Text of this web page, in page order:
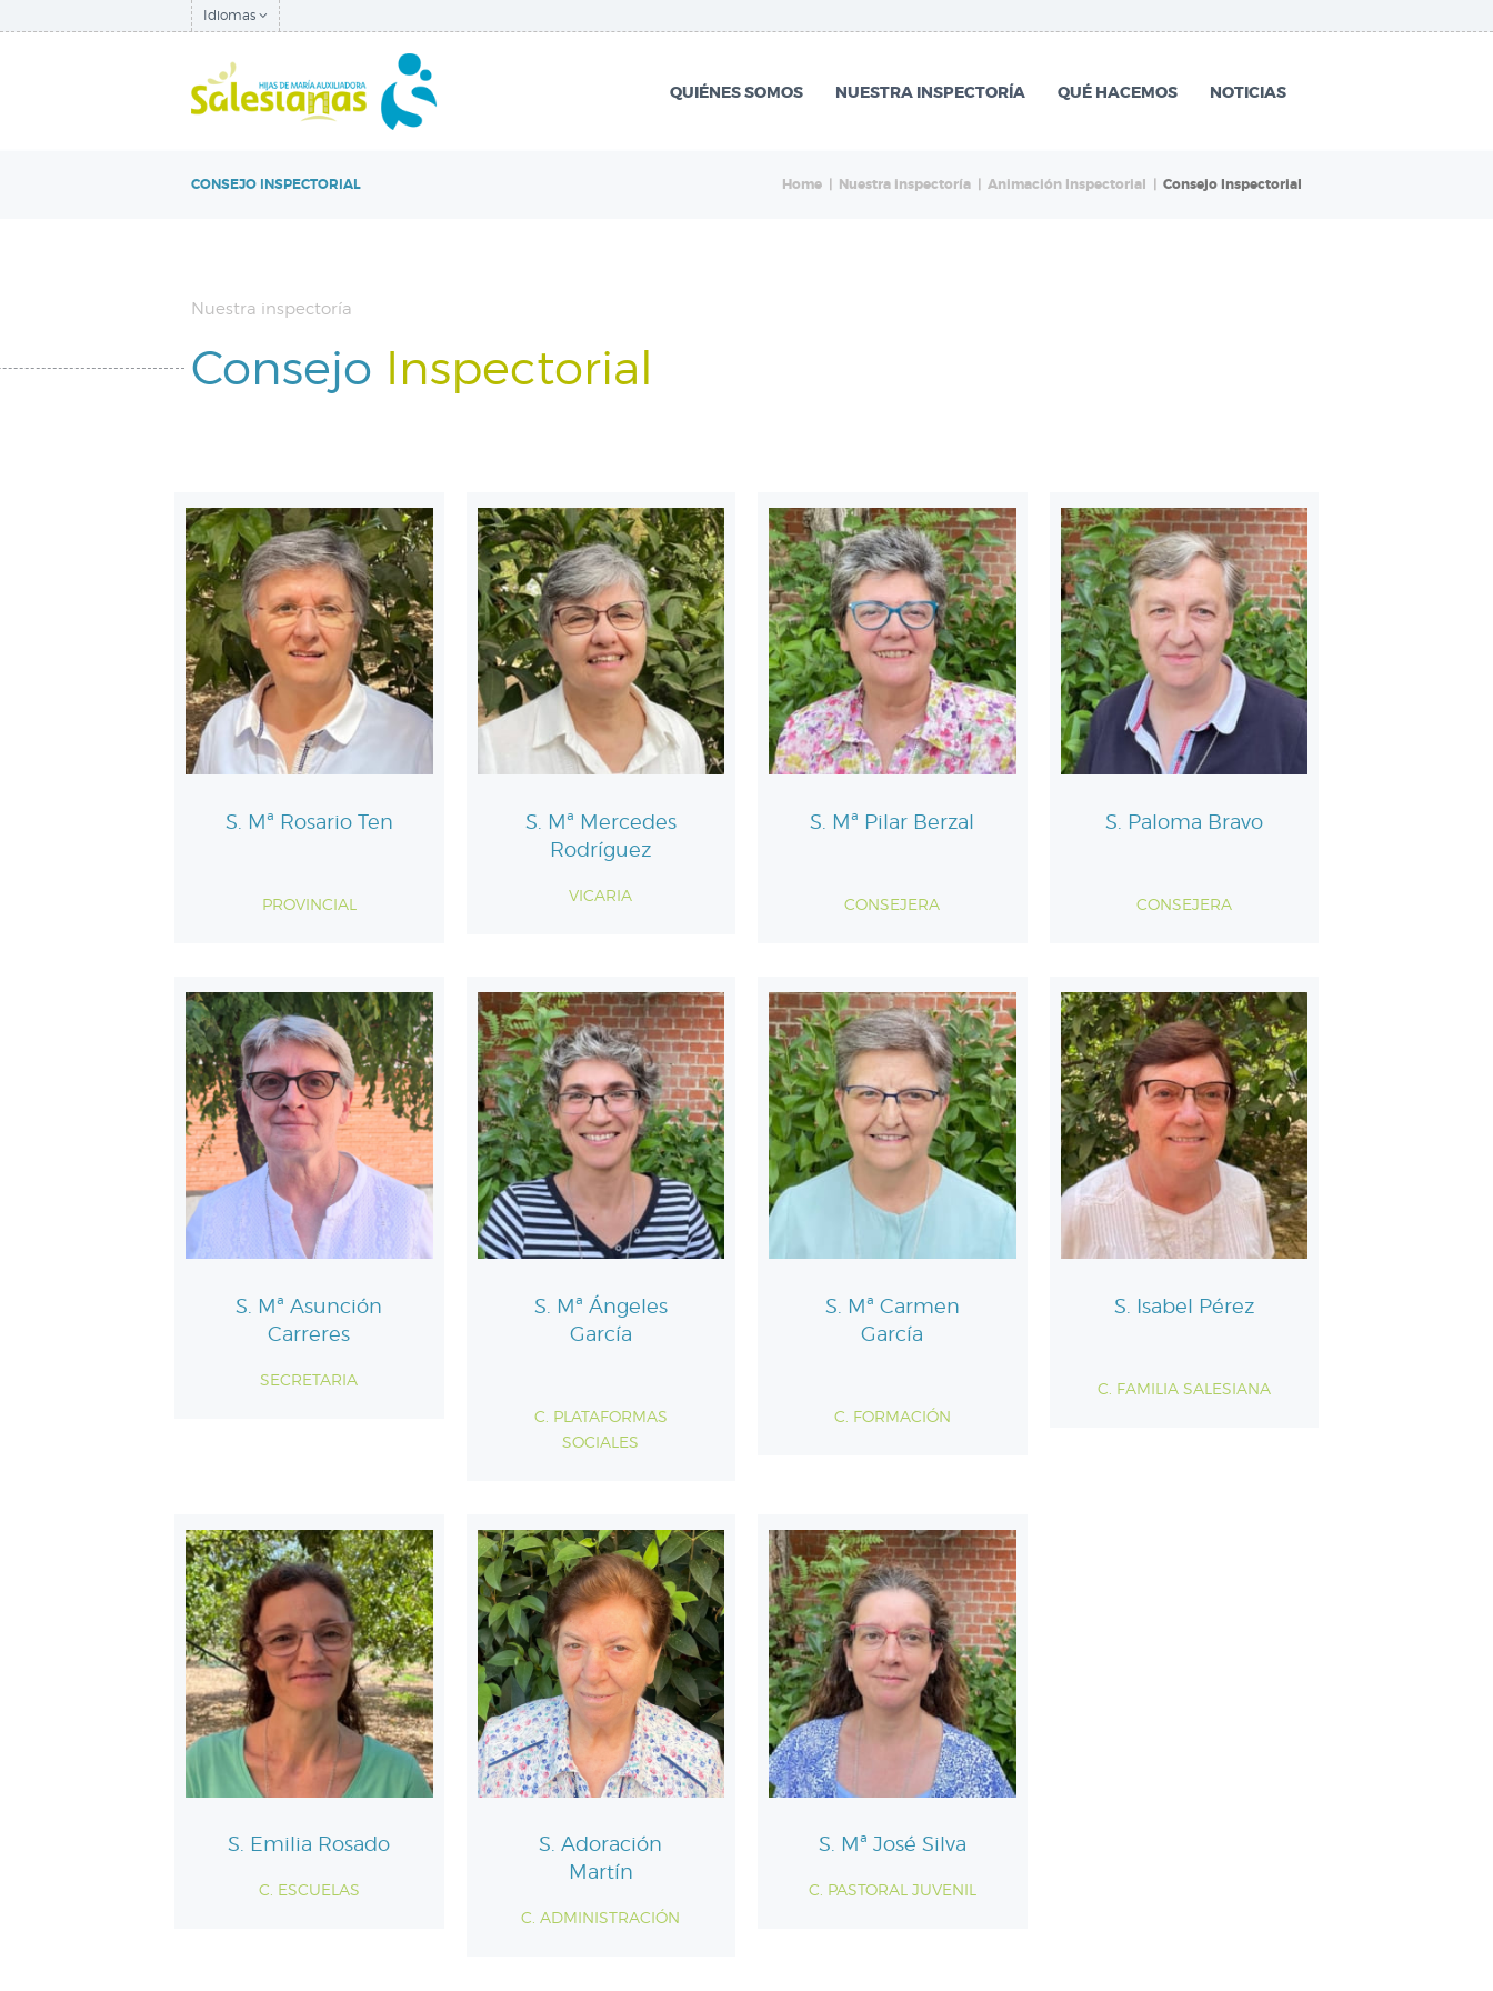
Idiomas
QUIÉNES SOMOS NUESTRA INSPECTORÍA QUÉ HACEMOS NOTICIAS
CONSEJO INSPECTORIAL Home Nuestra inspectoría Animación Inspectorial Consejo Inspectorial
QUIÉNES SOMOS
NUESTRA
Nuestra inspectoría
Consejo Inspectorial
S. Mª Rosario Ten
PROVINCIAL
S. Mª Mercedes
Rodríguez
VICARIA
S. Mª Pilar Berzal
CONSEJERA
S. Paloma Bravo
CONSEJERA
S. Mª Asunción
Carreres
SECRETARIA
S. Mª Ángeles
García
C. PLATAFORMAS
SOCIALES
S. Mª Carmen
García
C. FORMACIÓN
S. Isabel Pérez
C. FAMILIA SALESIANA
S. Emilia Rosado
C. ESCUELAS
S. Adoración
Martín
C. ADMINISTRACIÓN
S. Mª José Silva
C. PASTORAL JUVENIL